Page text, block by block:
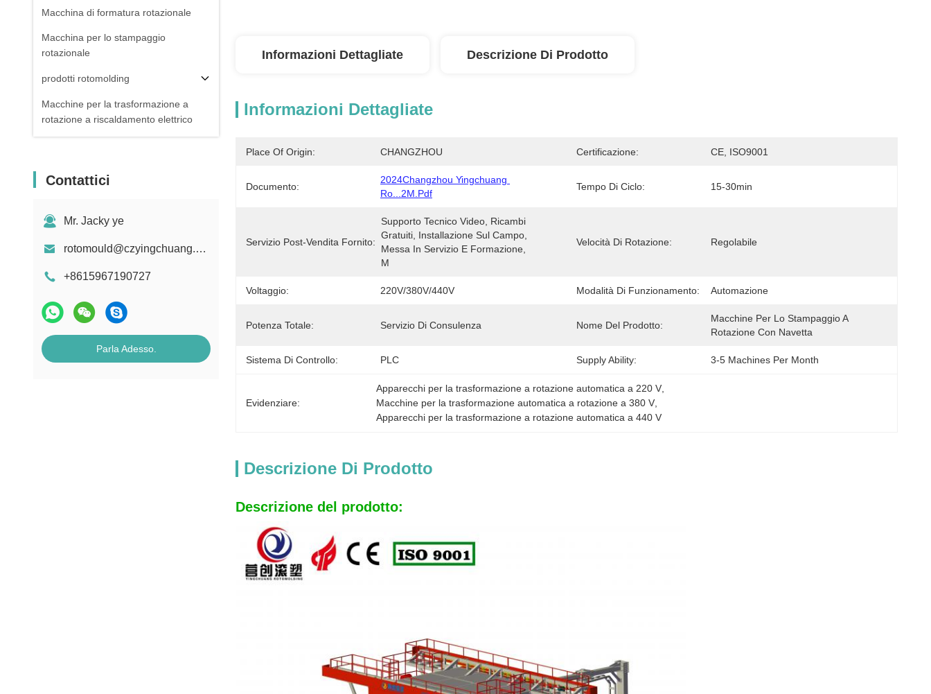
Macchina di formatura rotazionale
Macchina per lo stampaggio
rotazionale
prodotti rotomolding
Macchine per la trasformazione a
rotazione a riscaldamento elettrico
Contattici
Mr. Jacky ye
rotomould@czyingchuang.com
+8615967190727
Parla Adesso.
Informazioni Dettagliate Descrizione Di Prodotto
Informazioni Dettagliate
Place Of Origin: CHANGZHOU Certificazione: CE, ISO9001
Documento:
2024Changzhou Yingchuang
Ro...2M.pdf
Tempo Di Ciclo: 15-30min
Servizio Post-Vendita Fornito:
Supporto Tecnico Video, Ricambi
Gratuiti, Installazione Sul Campo,
Messa In Servizio E Formazione,
M
Velocità Di Rotazione: Regolabile
Voltaggio: 220V/380V/440V Modalità Di Funzionamento: Automazione
Potenza Totale: Servizio Di Consulenza Nome Del Prodotto:
Macchine Per Lo Stampaggio A
Rotazione Con Navetta
Sistema Di Controllo: PLC Supply Ability: 3-5 Machines Per Month
Evidenziare:
Apparecchi per la trasformazione a rotazione automatica a 220 V
Macchine per la trasformazione automatica a rotazione a 380 V
Apparecchi per la trasformazione a rotazione automatica a 440 V
Descrizione Di Prodotto
Descrizione del prodotto: